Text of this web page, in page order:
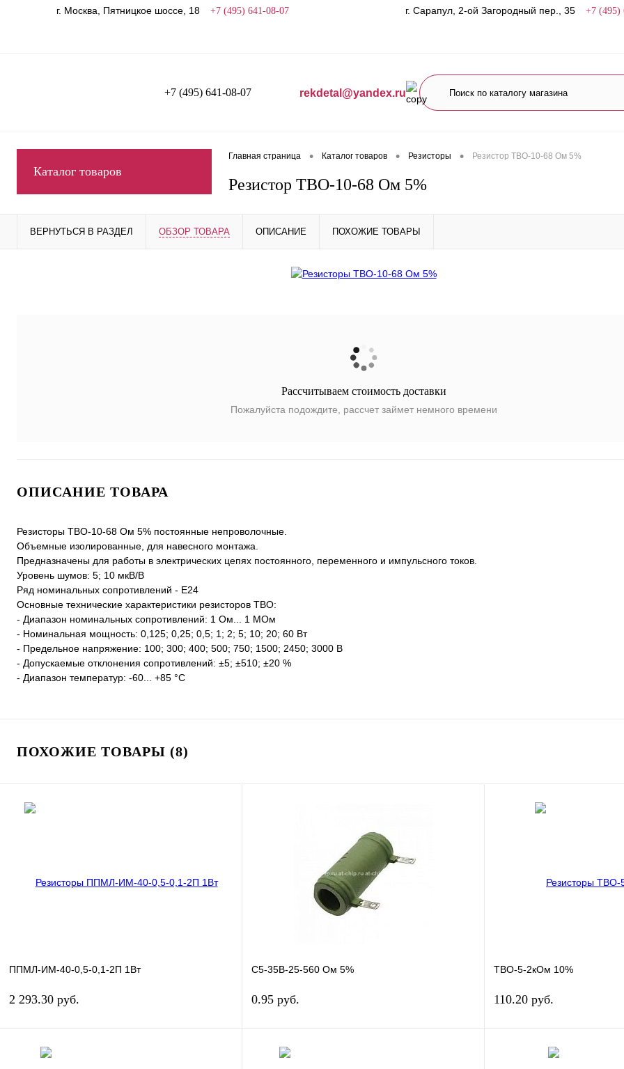
г. Москва, Пятницкое шоссе, 18 +7 (495) 641-08-07 г. Сарапул, 2-ой Загородный пер., 35 +7 (495)
+7 (495) 641-08-07 rekdetal@yandex.ru
Каталог товаров
Главная страница • Каталог товаров • Резисторы • Резистор ТВО-10-68 Ом 5%
Резистор ТВО-10-68 Ом 5%
ВЕРНУТЬСЯ В РАЗДЕЛ ОБЗОР ТОВАРА ОПИСАНИЕ ПОХОЖИЕ ТОВАРЫ
Рассчитываем стоимость доставки
Пожалуйста подождите, рассчет займет немного времени
ОПИСАНИЕ ТОВАРА
Резисторы ТВО-10-68 Ом 5% постоянные непроволочные.
Объемные изолированные, для навесного монтажа.
Предназначены для работы в электрических цепях постоянного, переменного и импульсного токов.
Уровень шумов: 5; 10 мкВ/В
Ряд номинальных сопротивлений - Е24
Основные технические характеристики резисторов ТВО:
- Диапазон номинальных сопротивлений: 1 Ом... 1 МОм
- Номинальная мощность: 0,125; 0,25; 0,5; 1; 2; 5; 10; 20; 60 Вт
- Предельное напряжение: 100; 300; 400; 500; 750; 1500; 2450; 3000 В
- Допускаемые отклонения сопротивлений: ±5; ±510; ±20 %
- Диапазон температур: -60... +85 °С
ПОХОЖИЕ ТОВАРЫ (8)
ППМЛ-ИМ-40-0,5-0,1-2П 1Вт
2 293.30 руб.
С5-35В-25-560 Ом 5%
0.95 руб.
ТВО-5-2кОм 10%
110.20 руб.